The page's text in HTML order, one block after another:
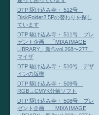
DTP 駆け込み寺・ 512号
DiskFolder2.5Pの替わりを探し
ています
DTP 駆け込み寺・ 511号 プレ
ゼント企画 「MIXA IMAGE
LIBRARY」新作vol.268〜277
マイザ
DTP 駆け込み寺・ 510号 デザ
インの版権
DTP 駆け込み寺・ 509号
RGB→CMYK分解ソフト
DTP 駆け込み寺・ 508号 プレ
ゼント企画 「MIXA IMAGE